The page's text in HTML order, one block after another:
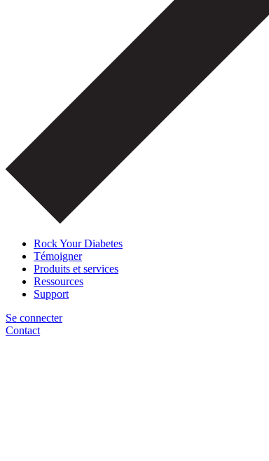
Rock Your Diabetes
Témoigner
Produits et services
Ressources
Support
Se connecter
Contact